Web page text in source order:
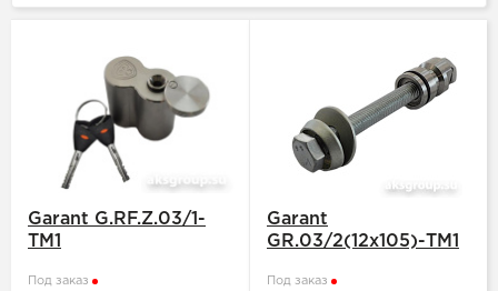
Garant G.RF.Z.03/1-
ТМ1
Под заказ
Garant
GR.03/2(12х105)-ТМ1
Под заказ